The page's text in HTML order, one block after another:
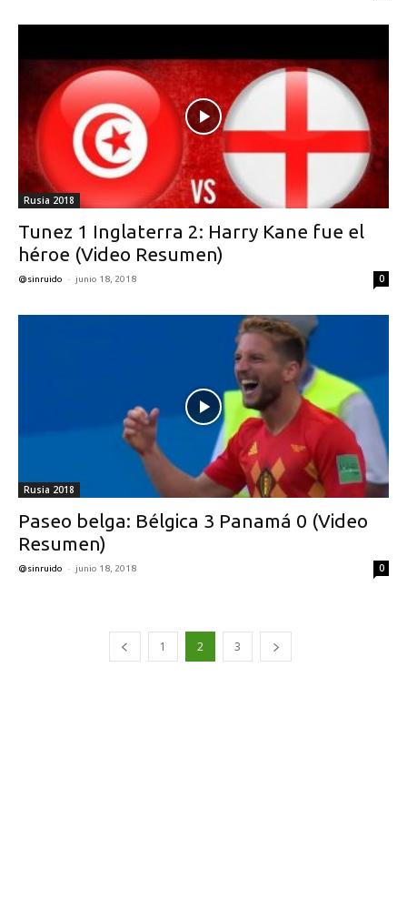
Rusia 2018
Tunez 1 Inglaterra 2: Harry Kane fue el
héroe (Video Resumen)
@sinruido - junio 18, 2018 0
Rusia 2018
Paseo belga: Bélgica 3 Panamá 0 (Video
Resumen)
@sinruido - junio 18, 2018 0
1 2 3